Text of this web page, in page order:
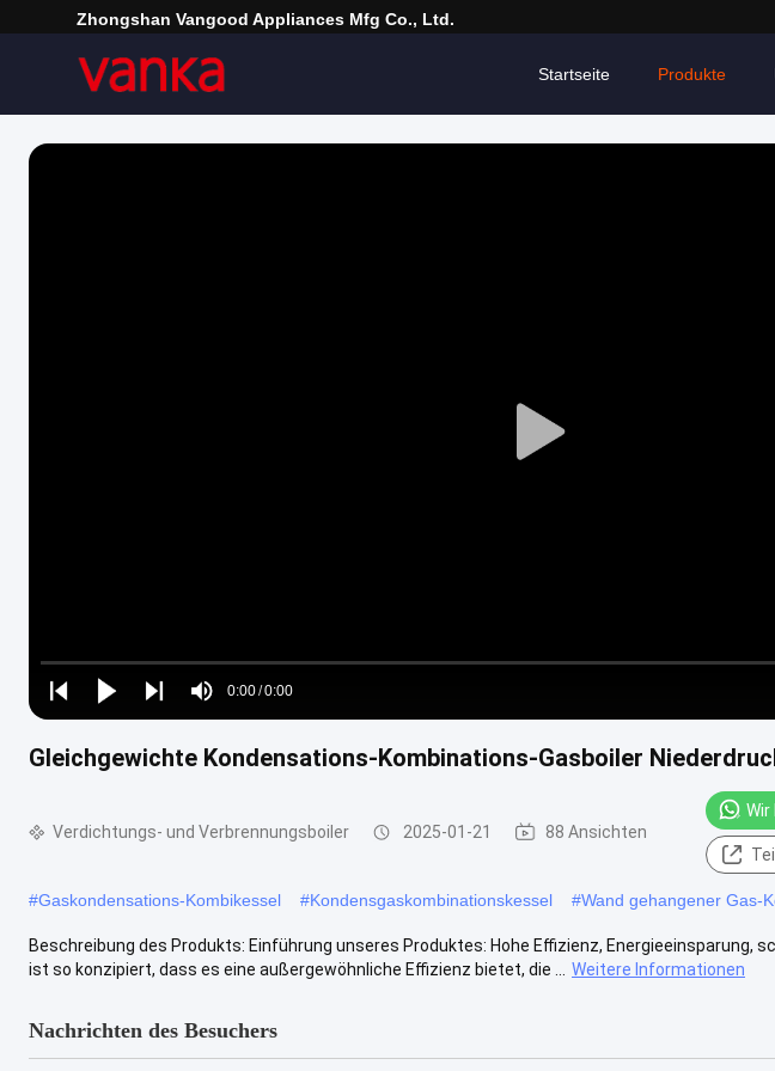
Zhongshan Vangood Appliances Mfg Co., Ltd.
Startseite Produkte
Play
Play
Play
Play
Mute
Time
0:00/0:00
Loaded:
0%
Gleichgewichte Kondensations-Kombinations-Gasboiler
Verdichtungs- und Verbrennungsboiler 2025-01-21 88 Ansichten
Wir
#Gaskondensations-Kombikessel #Kondensgaskombinationskessel #Wand gehangener Gas-
Beschreibung des Produkts: Einführung unseres Produktes: Hohe Effizienz, Energieeinsparung,
ist so konzipiert, dass es eine außergewöhnliche Effizienz bietet, die ...
Weitere Informationen
Nachrichten des Besuchers